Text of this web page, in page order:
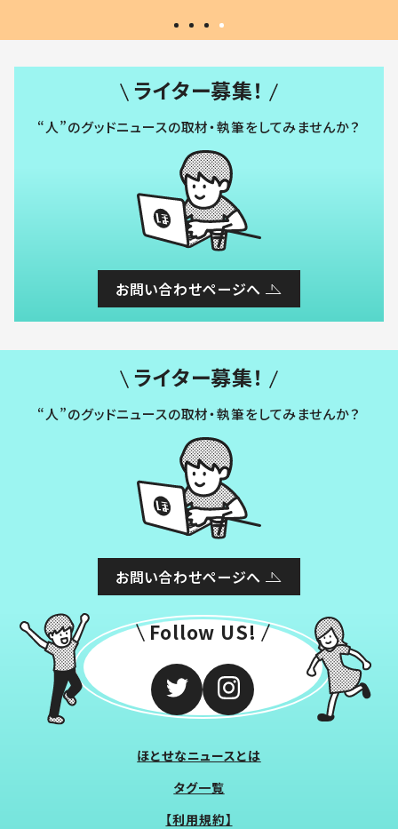
ライター募集！
“人”のグッドニュースの取材・執筆をしてみませんか？
お問い合わせページへ
ライター募集！
“人”のグッドニュースの取材・執筆をしてみませんか？
お問い合わせページへ
Follow US!
ほとせなニュースとは
タグ一覧
【利用規約】